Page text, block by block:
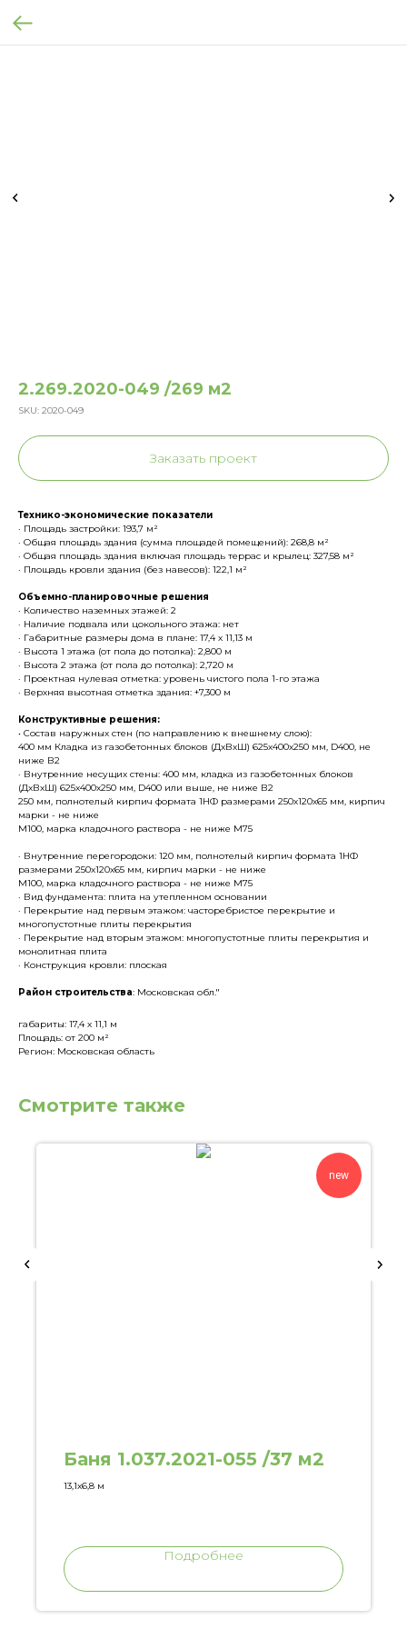
2.269.2020-049 /269 м2
SKU: 2020-049
Заказать проект
Технико-экономические показатели
· Площадь застройки: 193,7 м²
· Общая площадь здания (сумма площадей помещений): 268,8 м²
· Общая площадь здания включая площадь террас и крылец: 327,58 м²
· Площадь кровли здания (без навесов): 122,1 м²
Объемно-планировочные решения
· Количество наземных этажей: 2
· Наличие подвала или цокольного этажа: нет
· Габаритные размеры дома в плане: 17,4 х 11,13 м
· Высота 1 этажа (от пола до потолка): 2,800 м
· Высота 2 этажа (от пола до потолка): 2,720 м
· Проектная нулевая отметка: уровень чистого пола 1-го этажа
· Верхняя высотная отметка здания: +7,300 м
Конструктивные решения:
• Состав наружных стен (по направлению к внешнему слою):
400 мм Кладка из газобетонных блоков (ДхВхШ) 625х400х250 мм, D400, не
ниже В2
· Внутренние несущих стены: 400 мм, кладка из газобетонных блоков
(ДхВхШ) 625х400х250 мм, D400 или выше, не ниже В2
250 мм, полнотелый кирпич формата 1НФ размерами 250х120х65 мм, кирпич
марки - не ниже
М100, марка кладочного раствора - не ниже М75
· Внутренние перегородоки: 120 мм, полнотелый кирпич формата 1НФ
размерами 250х120х65 мм, кирпич марки - не ниже
М100, марка кладочного раствора - не ниже М75
· Вид фундамента: плита на утепленном основании
· Перекрытие над первым этажом: часторебристое перекрытие и
многопустотные плиты перекрытия
· Перекрытие над вторым этажом: многопустотные плиты перекрытия и
монолитная плита
· Конструкция кровли: плоская
Район строительства: Московская обл."
габариты: 17,4 х 11,1 м
Площадь: от 200 м²
Регион: Московская область
Смотрите также
new
Баня 1.037.2021-055 /37 м2
13,1х6,8 м
Подробнее